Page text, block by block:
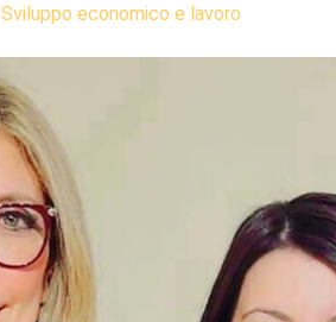
Sviluppo economico e lavoro